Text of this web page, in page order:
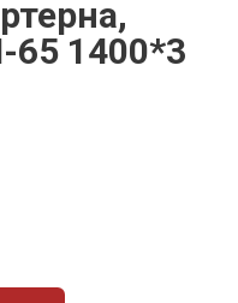
65 1400*3